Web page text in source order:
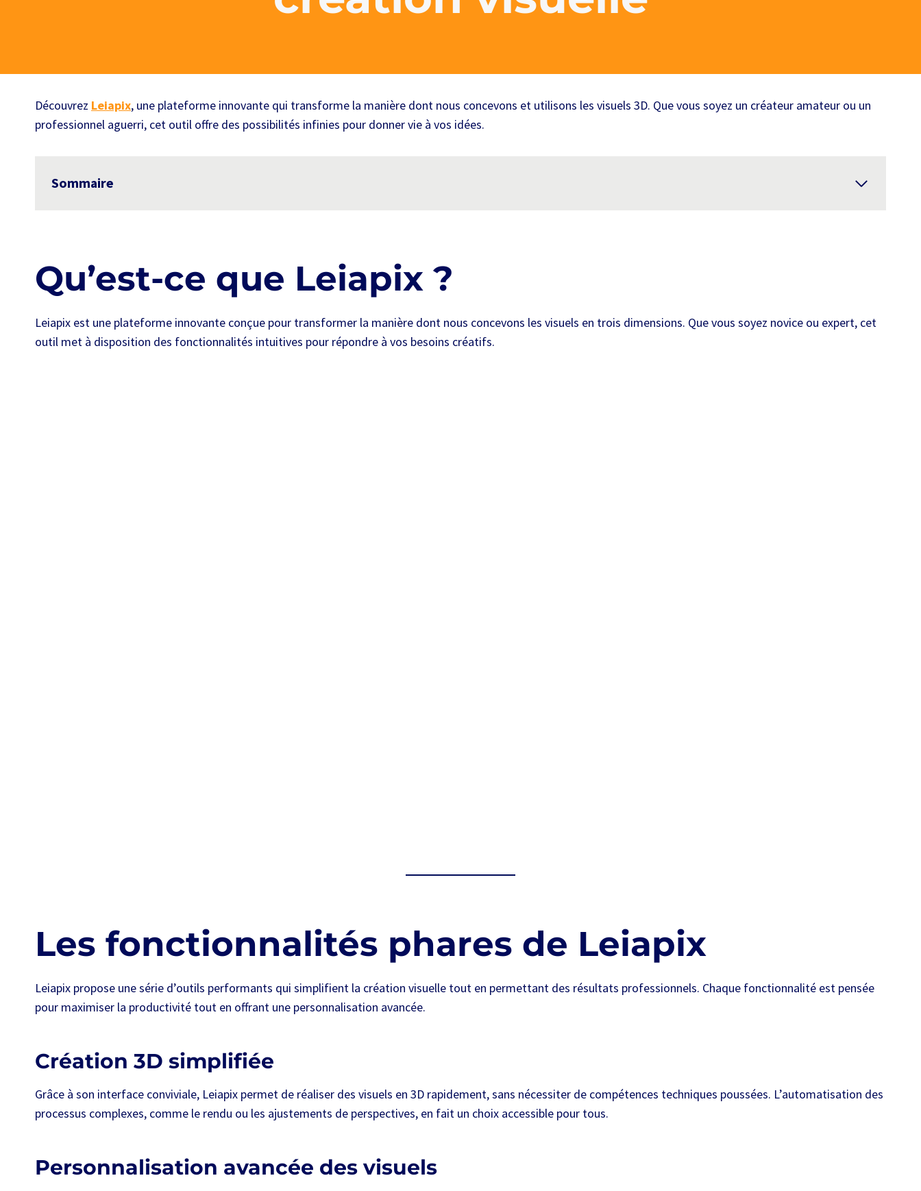
Découvrez Leiapix, une plateforme innovante qui transforme la manière dont nous concevons et utilisons les visuels 3D. Que vous soyez un créateur amateur ou un
professionnel aguerri, cet outil offre des possibilités infinies pour donner vie à vos idées.
Sommaire
Qu’est-ce que Leiapix ?
Leiapix est une plateforme innovante conçue pour transformer la manière dont nous concevons les visuels en trois dimensions. Que vous soyez novice ou expert, cet
outil met à disposition des fonctionnalités intuitives pour répondre à vos besoins créatifs.
Les fonctionnalités phares de Leiapix
Leiapix propose une série d’outils performants qui simplifient la création visuelle tout en permettant des résultats professionnels. Chaque fonctionnalité est pensée
pour maximiser la productivité tout en offrant une personnalisation avancée.
Création 3D simplifiée
Grâce à son interface conviviale, Leiapix permet de réaliser des visuels en 3D rapidement, sans nécessiter de compétences techniques poussées. L’automatisation des
processus complexes, comme le rendu ou les ajustements de perspectives, en fait un choix accessible pour tous.
Personnalisation avancée des visuels